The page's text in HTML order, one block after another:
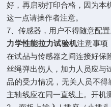
好，再启动打印合格，因为本
这一点请操作者注意。
7、传感器，用户不得随意配置
力学性能拉力试验机注意事项
在试品与传感器之间连接好保
丝绳弹出伤人，加力人员应与
品的受力情况，无关人员不
主轴线应在同一直线上。开机